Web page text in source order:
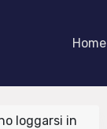
Home
loggarsi in